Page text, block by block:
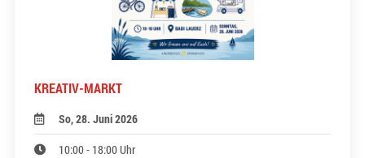
KREATIV-MARKT
So, 28. Juni 2026
10:00 - 18:00 Uhr